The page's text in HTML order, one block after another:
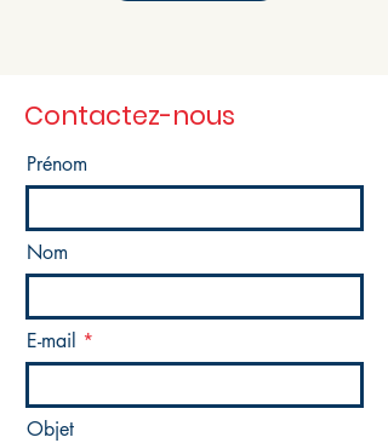
Contactez-nous
Prénom
Nom
E-mail
Objet